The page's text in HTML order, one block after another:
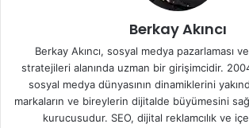
Berkay Akıncı
Berkay Akıncı, sosyal medya pazarlaması
stratejileri alanında uzman bir girişimcidir.
sosyal medya dünyasının dinamiklerini
markaların ve bireylerin dijitalde büyümesini
kurucusudur. SEO, dijital reklamcılık ve